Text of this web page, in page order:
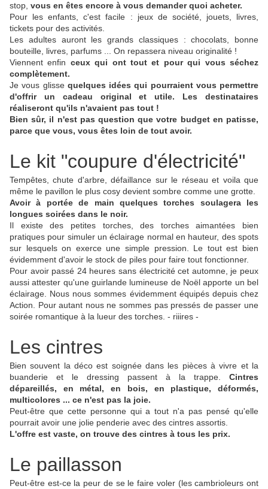
stop, vous en êtes encore à vous demander quoi acheter.
Pour les enfants, c'est facile : jeux de société, jouets, livres,
tickets pour des activités.
Les adultes auront les grands classiques : chocolats, bonne
bouteille, livres, parfums ... On repassera niveau originalité !
Viennent enfin ceux qui ont tout et pour qui vous séchez
complètement.
Je vous glisse quelques idées qui pourraient vous permettre
d'offrir un cadeau original et utile. Les destinataires
réaliseront qu'ils n'avaient pas tout !
Bien sûr, il n'est pas question que votre budget en patisse,
parce que vous, vous êtes loin de tout avoir.
Le kit "coupure d'électricité"
Tempêtes, chute d'arbre, défaillance sur le réseau et voila que
même le pavillon le plus cosy devient sombre comme une grotte.
Avoir à portée de main quelques torches soulagera les
longues soirées dans le noir.
Il existe des petites torches, des torches aimantées bien
pratiques pour simuler un éclairage normal en hauteur, des spots
sur lesquels on exerce une simple pression. Le tout est bien
évidemment d'avoir le stock de piles pour faire tout fonctionner.
Pour avoir passé 24 heures sans électricité cet automne, je peux
aussi attester qu'une guirlande lumineuse de Noël apporte un bel
éclairage. Nous nous sommes évidemment équipés depuis chez
Action. Pour autant nous ne sommes pas pressés de passer une
soirée romantique à la lueur des torches. - riiires -
Les cintres
Bien souvent la déco est soignée dans les pièces à vivre et la
buanderie et le dressing passent à la trappe. Cintres
dépareillés, en métal, en bois, en plastique, déformés,
multicolores ... ce n'est pas la joie.
Peut-être que cette personne qui a tout n'a pas pensé qu'elle
pourrait avoir une jolie penderie avec des cintres assortis.
L'offre est vaste, on trouve des cintres à tous les prix.
Le paillasson
Peut-être est-ce la peur de se le faire voler (les cambrioleurs ont